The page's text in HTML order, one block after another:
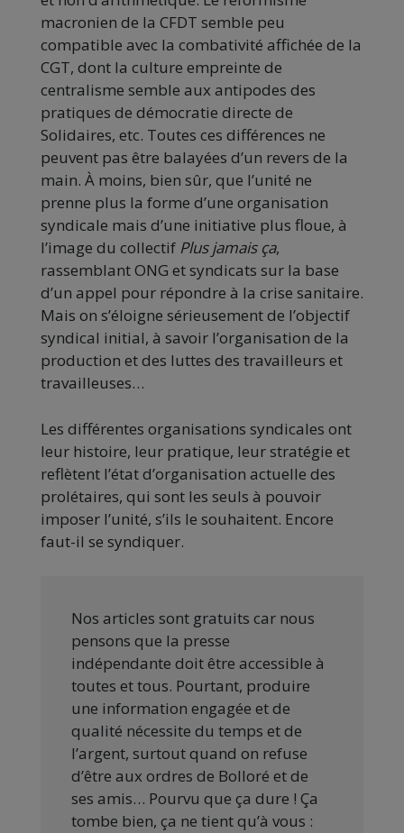
macronien de la CFDT semble peu
compatible avec la combativité affichée de la
CGT, dont la culture empreinte de
centralisme semble aux antipodes des
pratiques de démocratie directe de
Solidaires, etc. Toutes ces différences ne
peuvent pas être balayées d’un revers de la
main. À moins, bien sûr, que l’unité ne
prenne plus la forme d’une organisation
syndicale mais d’une initiative plus floue, à
l’image du collectif Plus jamais ça,
rassemblant ONG et syndicats sur la base
d’un appel pour répondre à la crise sanitaire.
Mais on s’éloigne sérieusement de l’objectif
syndical initial, à savoir l’organisation de la
production et des luttes des travailleurs et
travailleuses…
Les différentes organisations syndicales ont
leur histoire, leur pratique, leur stratégie et
reflètent l’état d’organisation actuelle des
prolétaires, qui sont les seuls à pouvoir
imposer l’unité, s’ils le souhaitent. Encore
faut-il se syndiquer.
Nos articles sont gratuits car nous
pensons que la presse
indépendante doit être accessible à
toutes et tous. Pourtant, produire
une information engagée et de
qualité nécessite du temps et de
l’argent, surtout quand on refuse
d’être aux ordres de Bolloré et de
ses amis… Pourvu que ça dure ! Ça
tombe bien, ça ne tient qu’à vous :